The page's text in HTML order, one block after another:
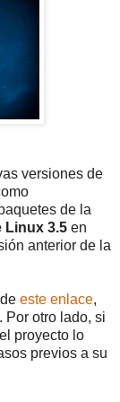
versiones de
de la
Linux 3.5 en
anterior de la
este enlace,
Por otro lado, si
proyecto lo
previos a su